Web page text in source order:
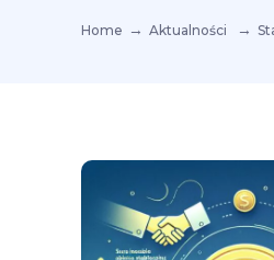
Home Aktualności